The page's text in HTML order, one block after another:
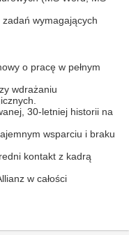
wymagających
o pracę w pełnym
wdrażaniu
30-letniej historii na
wsparciu i braku
kontakt z kadrą
w całości